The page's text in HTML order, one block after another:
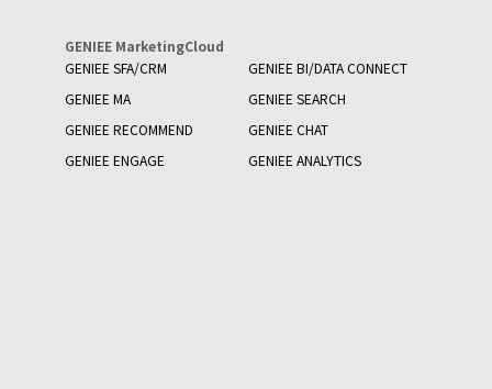
GENIEE MarketingCloud
GENIEE SFA/CRM
GENIEE BI/DATA CONNECT
GENIEE MA
GENIEE SEARCH
GENIEE RECOMMEND
GENIEE CHAT
GENIEE ENGAGE
GENIEE ANALYTICS